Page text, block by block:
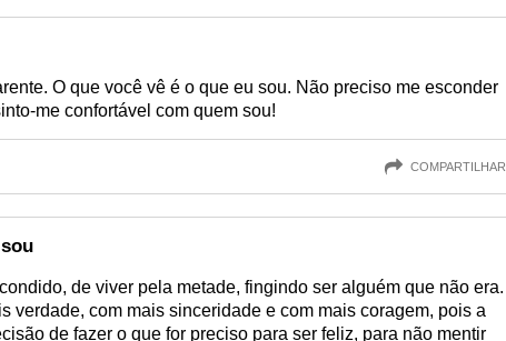
O que você vê é o que eu sou. Não preciso me esconder
me confortável com quem sou!
COMPARTILHAR
de viver pela metade, fingindo ser alguém que não era.
verdade, com mais sinceridade e com mais coragem, pois a
de fazer o que for preciso para ser feliz, para não mentir